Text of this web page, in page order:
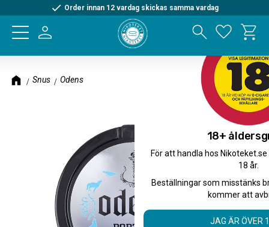
Meny
Order innan 12 vardag skickas samma vardag
Snus Odens
18+
För att handla hos
18 år.
Beställningar som misstänks
kommer att
JAG ÄR ÖVER